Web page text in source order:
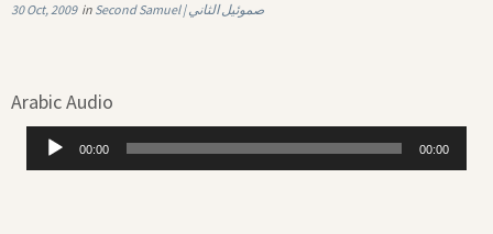
30 Oct, 2009in Second Samuel | صموئيل الثاني
Arabic Audio
Audio
Player
00:00 00:00